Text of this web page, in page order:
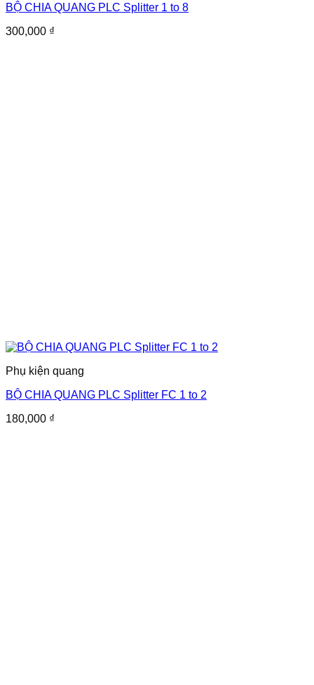
BỘ CHIA QUANG PLC Splitter 1 to 8
300,000 ₫
Phụ kiện quang
BỘ CHIA QUANG PLC Splitter FC 1 to 2
180,000 ₫